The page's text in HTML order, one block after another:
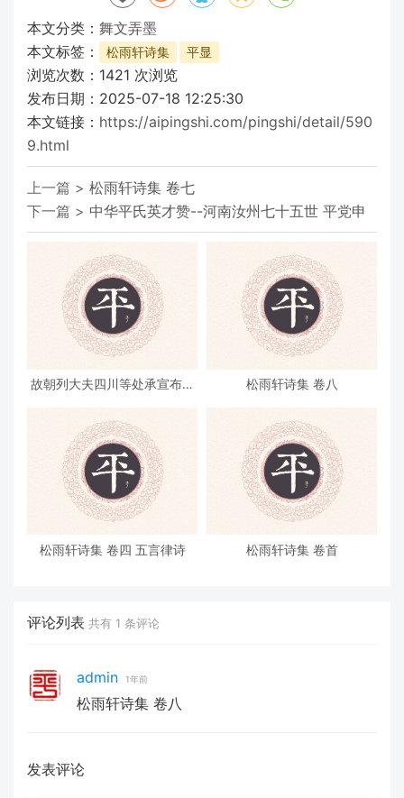
本文分类： 舞文弄墨
本文标签：
松雨轩诗集 平显
浏览次数： 1421 次浏览
发布日期：2025-07-18 12:25:30
本文链接： https://aipingshi.com/pingshi/detail/590
9.html
上一篇 > 松雨轩诗集 卷七
下一篇 > 中华平氏英才赞--河南汝州七十五世 平党申
故朝列大夫四川等处承宣布政
松雨轩诗集 卷八
松雨轩诗集 卷四 五言律诗 松雨轩诗集 卷首
评论列表 共有 1 条评论
admin 1年前
松雨轩诗集 卷八
发表评论